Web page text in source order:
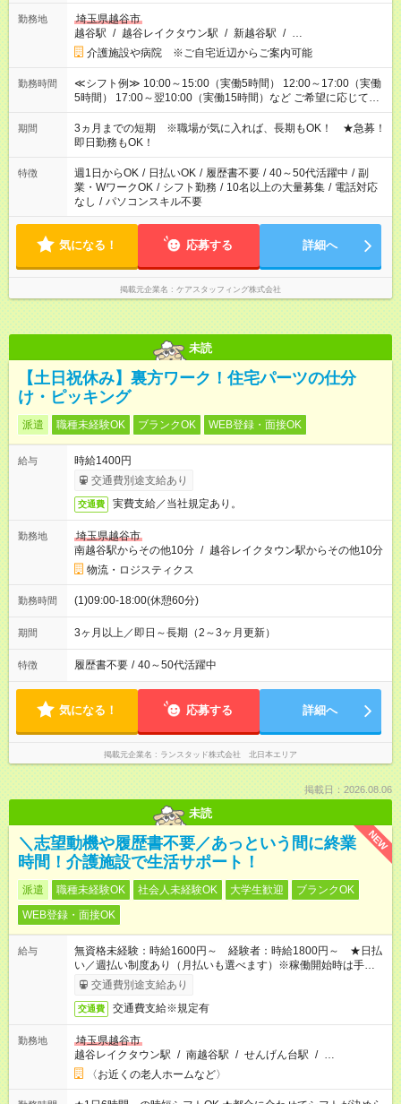
勤務地
埼玉県越谷市
越谷駅 / 越谷レイクタウン駅 / 新越谷駅 / …
介護施設や病院 ※ご自宅近辺からご案内可能
勤務時間
≪シフト例≫ 10:00～15:00（実働5時間） 12:00～17:00（実働
5時間） 17:00～翌10:00（実働15時間）など ご希望に応じて、
働く時間は調整できます！ お気軽に担当へ相談ください！
期間
3ヵ月までの短期 ※職場が気に入れば、長期もOK！ ★急募！
即日勤務もOK！
特徴 週1日からOK / 日払いOK / 履歴書不要 / 40～50代活躍中 / 副
業・WワークOK / シフト勤務 / 10名以上の大量募集 / 電話対応
なし / パソコンスキル不要
気になる！ 応募する 詳細へ
掲載元企業名 ケアスタッフィング株式会社
未読
【土日祝休み】裏方ワーク！住宅パーツの仕分
け・ピッキング
派遣 職種未経験OK ブランクOK WEB登録・面接OK
給与
時給1400円
交通費別途支給あり
交通費 実費支給／当社規定あり。
勤務地
埼玉県越谷市
南越谷駅からその他10分 / 越谷レイクタウン駅からその他10分
物流・ロジスティクス
勤務時間 (1)09:00-18:00(休憩60分)
期間 3ヶ月以上／即日～長期（2～3ヶ月更新）
特徴 履歴書不要 / 40～50代活躍中
気になる！ 応募する 詳細へ
掲載元企業名 ランスタッド株式会社 北日本エリア
掲載日：2026.08.06
未読
NEW
＼志望動機や履歴書不要／あっという間に終業
時間！介護施設で生活サポート！
派遣 職種未経験OK 社会人未経験OK 大学生歓迎
ブランクOK
WEB登録・面接OK
給与
無資格未経験：時給1600円～ 経験者：時給1800円～ ★日払
い／週払い制度あり（月払いも選べます）※稼働開始時は手続き
完了次第のお支払いとなります。
交通費別途支給あり
交通費 交通費支給※規定有
勤務地
埼玉県越谷市
越谷レイクタウン駅 / 南越谷駅 / せんげん台駅 / …
〈お近くの老人ホームなど〉